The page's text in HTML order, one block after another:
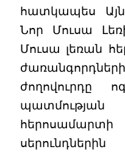
հատկապես
Նոր Մուսա
Մուսա լեռան
ժողովուրդը